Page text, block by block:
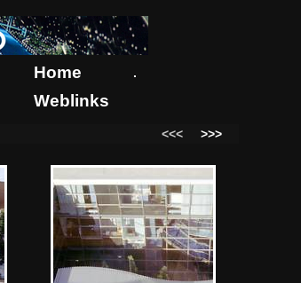
Home .
Weblinks
<<< >>>